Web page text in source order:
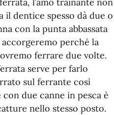
l’amo trainante non
il dentice spesso dà due o
con la punta abbassata
accorgeremo perché la
ferrare due volte.
serve per farlo
sul ferrante così
due canne in pesca è
nello stesso posto.